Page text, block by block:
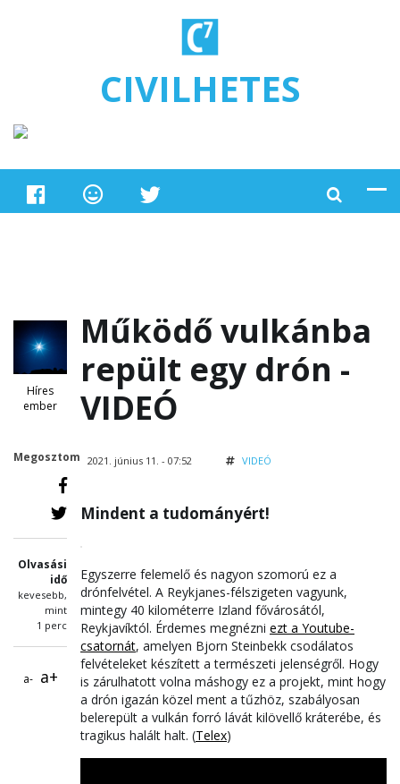
CIVILHETES
Híres
ember
Megosztom
Olvasási
idő
kevesebb,
mint
1 perc
a- a+
Működő vulkánba
repült egy drón -
VIDEÓ
2021. június 11. - 07:52 VIDEÓ
Mindent a tudományért!
Egyszerre felemelő és nagyon szomorú ez a
drónfelvétel. A Reykjanes-félszigeten vagyunk,
mintegy 40 kilométerre Izland fővárosától,
Reykjavíktól. Érdemes megnézni ezt a Youtube-
csatornát, amelyen Bjorn Steinbekk csodálatos
felvételeket készített a természeti jelenségről. Hogy
is zárulhatott volna máshogy ez a projekt, mint hogy
a drón igazán közel ment a tűzhöz, szabályosan
belerepült a vulkán forró lávát kilövellő kráterébe, és
tragikus halált halt. (Telex)